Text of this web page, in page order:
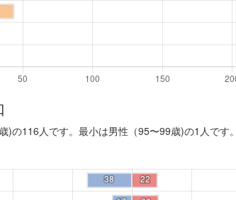
)の116人です。最小は男性（95〜99歳)の1人です。